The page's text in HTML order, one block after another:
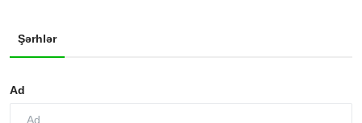
Şərhlər
Ad